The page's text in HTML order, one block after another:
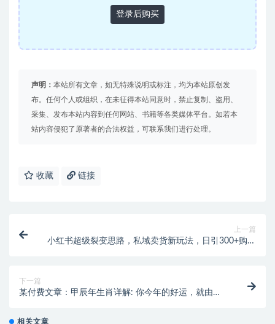
登录后购买
声明： 本站所有文章，如无特殊说明或标注，均为本站原创发
布。任何个人或组织，在未征得本站同意时，禁止复制、盗用、
采集、发布本站内容到任何网站、书籍等各类媒体平台。如若本
站内容侵犯了原著者的合法权益，可联系我们进行处理。
收藏 链接
上一篇
小红书超级裂变思路，私域卖货新玩法，日引300+购物
下一篇
某付费文章：甲辰年生肖详解: 你今年的好运，就由这
相关文章